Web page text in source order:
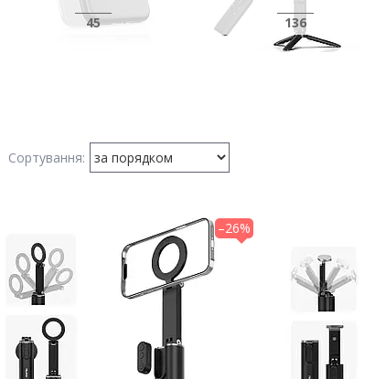
45
136
–26%